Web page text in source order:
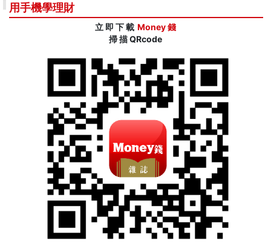
用手機學理財
立 即 下 載 Money 錢
掃 描 QRcode